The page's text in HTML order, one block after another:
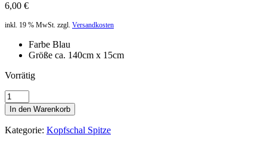
6,00 €
inkl. 19 % MwSt. zzgl. Versandkosten
Farbe Blau
Größe ca. 140cm x 15cm
Vorrätig
060
Blau
Menge
In den Warenkorb
Kategorie: Kopfschal Spitze